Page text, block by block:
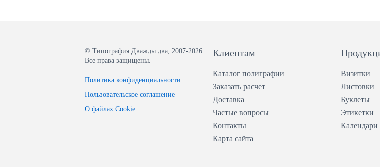
© Типография Дважды два, 2007-2026
Все права защищены.
Политика конфиденциальности
Пользовательское соглашение
О файлах Cookie
Клиентам
Каталог полиграфии
Заказать расчет
Доставка
Частые вопросы
Контакты
Карта сайта
Визитки
Листовки
Буклеты
Этикетки
Календари